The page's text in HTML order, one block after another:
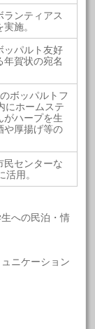
ンティアス
施。
ッパルト友好
賀状の宛名
ボッパルトフ
にホームステ
がハープを生
や厚揚げ等の
民センターな
用。
への民泊・情
ニケーション